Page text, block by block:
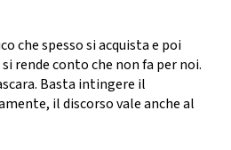
che spesso si acquista e poi
rende conto che non fa per noi.
Basta intingere il
il discorso vale anche al